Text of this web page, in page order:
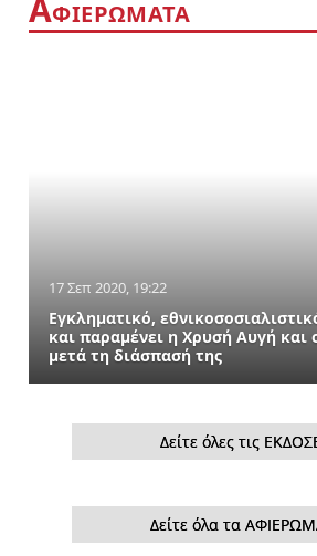
ΦΙΕΡΩΜΑΤΑ
17 Σεπ 2020, 19:22
Εγκληματικό,
και παραμένει η Χρυσή Αυγή και
μετά τη διάσπασή της
Δείτε όλες τις
Δείτε όλα τα